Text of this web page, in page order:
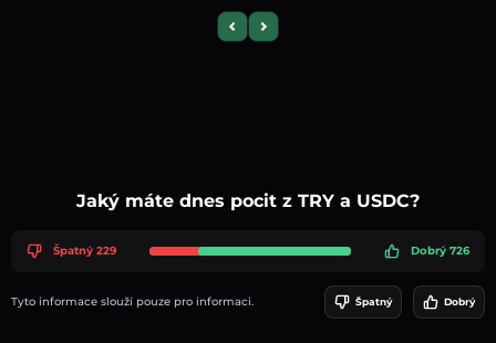
Previous slide
Next slide
Jaký máte dnes pocit z TRY a USDC?
Špatný 229 Dobrý 726
Tyto informace slouží pouze pro informaci. Špatný Dobrý